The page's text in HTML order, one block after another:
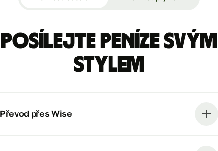
Posílejte peníze svým
stylem
Převod přes Wise